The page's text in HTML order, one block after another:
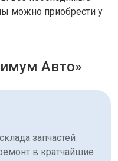
можно приобрести у
Авто»
запчастей
в кратчайшие